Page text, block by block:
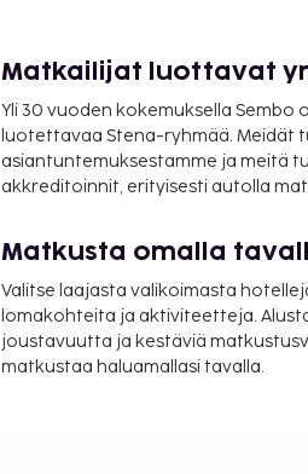
Matkailijat luottavat
Yli 30 vuoden kokemuksella Sembo
luotettavaa Stena-ryhmää. Meidät
asiantuntemuksestamme ja meitä
akkreditoinnit, erityisesti autolla
Matkusta omalla
Valitse laajasta valikoimasta
lomakohteita ja aktiviteetteja.
joustavuutta ja kestäviä
matkustaa haluamallasi tavalla.